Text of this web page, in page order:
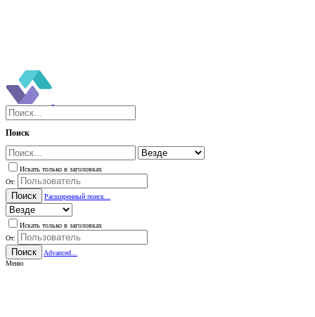
Поиск
Искать только в заголовках
От:
Поиск Расширенный поиск...
Искать только в заголовках
От:
Поиск
Advanced...
Меню